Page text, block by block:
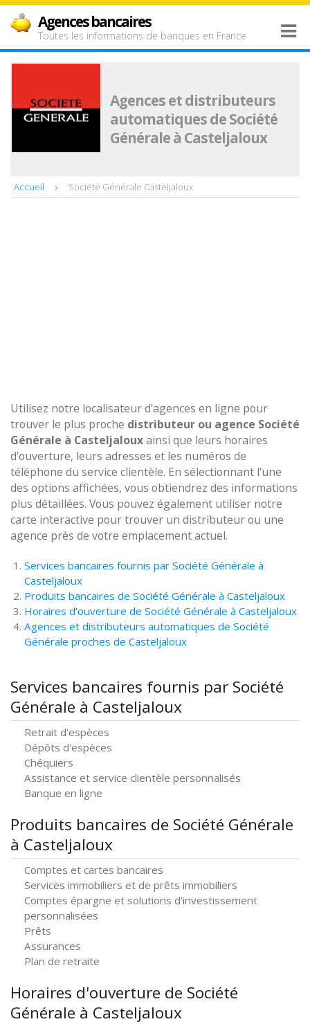
Agences bancaires
Toutes les informations de banques en France
Agences et distributeurs
automatiques de Société
Générale à Casteljaloux
Accueil Société Générale Casteljaloux
Utilisez notre localisateur d'agences en ligne pour
trouver le plus proche distributeur ou agence Société
Générale à Casteljalouxainsi que leurs horaires
d'ouverture, leurs adresses et les numéros de
téléphone du service clientèle. En sélectionnant l'une
des options affichées, vous obtiendrez des informations
plus détaillées. Vous pouvez également utiliser notre
carte interactive pour trouver un distributeur ou une
agence près de votre emplacement actuel.
Services bancaires fournis par Société Générale à
Casteljaloux
Produits bancaires de Société Générale à Casteljaloux
Horaires d'ouverture de Société Générale à Casteljaloux
Agences et distributeurs automatiques de Société
Générale proches de Casteljaloux
Services bancaires fournis par Société
Générale à Casteljaloux
Retrait d'espèces
Dépôts d'espèces
Chéquiers
Assistance et service clientèle personnalisés
Banque en ligne
Produits bancaires de Société Générale
à Casteljaloux
Comptes et cartes bancaires
Services immobiliers et de prêts immobiliers
Comptes épargne et solutions d'investissement
personnalisées
Prêts
Assurances
Plan de retraite
Horaires d'ouverture de Société
Générale à Casteljaloux